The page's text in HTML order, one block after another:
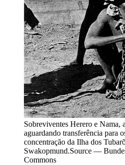
Sobreviventes Herero e Nama,
aguardando transferência para
concentração da Ilha dos
Swakopmund.Source —
Commons